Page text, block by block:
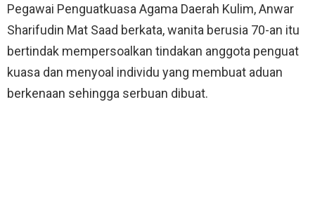
Pegawai Penguatkuasa Agama Daerah Kulim, Anwar
Sharifudin Mat Saad berkata, wanita berusia 70-an itu
bertindak mempersoalkan tindakan anggota penguat
kuasa dan menyoal individu yang membuat aduan
berkenaan sehingga serbuan dibuat.